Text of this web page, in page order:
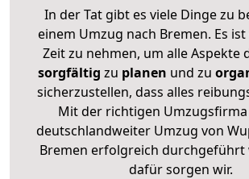
In der Tat gibt es viele Dinge zu
einem Umzug nach Bremen. Es
Zeit zu nehmen, um alle Aspekte
sorgfältig zu planen und zu
sicherzustellen, dass alles
Mit der richtigen
deutschlandweiter Umzug von
Bremen erfolgreich durchgeführt
dafür sorgen wir.